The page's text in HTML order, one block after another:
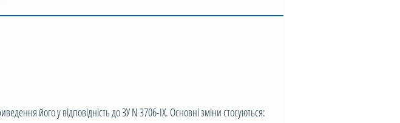
його у відповідність до ЗУ N 3706-IX. Основні зміни стосуються: